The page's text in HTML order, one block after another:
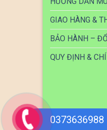
GIAO HÀNG &
BẢO HÀNH –
QUY ĐỊNH &
Copyright 2026 ©
0373636988